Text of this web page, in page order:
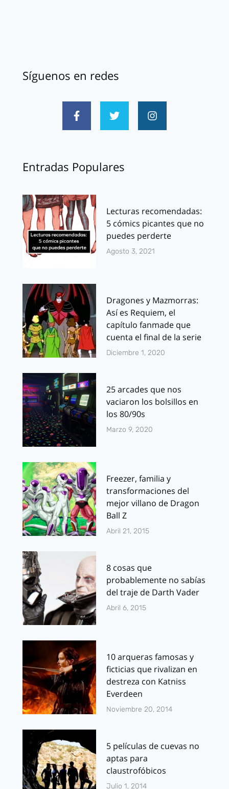
Síguenos en redes
Entradas Populares
Lecturas recomendadas:
5 cómics picantes que no
puedes perderte
Agosto 3, 2021
Dragones y Mazmorras:
Así es Requiem, el
capítulo fanmade que
cuenta el final de la serie
Diciembre 1, 2020
25 arcades que nos
vaciaron los bolsillos en
los 80/90s
Marzo 9, 2020
Freezer, familia y
transformaciones del
mejor villano de Dragon
Ball Z
Abril 21, 2015
8 cosas que
probablemente no sabías
del traje de Darth Vader
Abril 6, 2015
10 arqueras famosas y
ficticias que rivalizan en
destreza con Katniss
Everdeen
Noviembre 20, 2014
5 películas de cuevas no
aptas para
claustrofóbicos
Julio 1, 2014